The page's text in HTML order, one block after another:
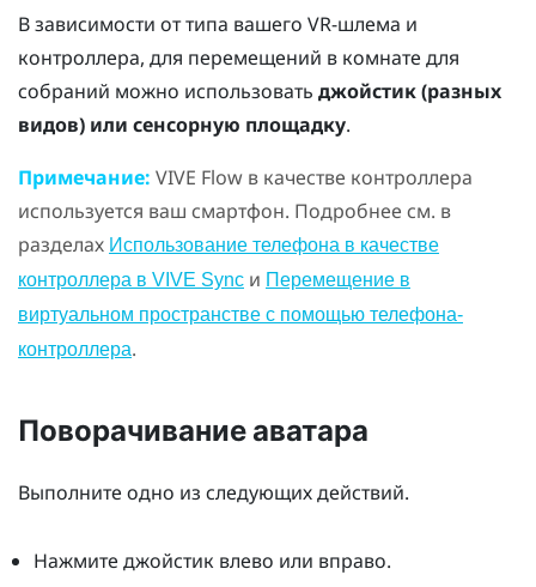
В зависимости от типа вашего VR-шлема и
контроллера, для перемещений в комнате для
собраний можно использовать джойстик (разных
видов) или сенсорную площадку.
Примечание: VIVE Flow в качестве контроллера
используется ваш смартфон. Подробнее см. в
разделах Использование телефона в качестве
контроллера в VIVE Sync и Перемещение в
виртуальном пространстве с помощью телефона-
контроллера.
Поворачивание аватара
Выполните одно из следующих действий.
Нажмите джойстик влево или вправо.